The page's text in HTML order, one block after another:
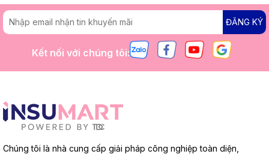
ĐĂNG KÝ
Kết nối với chúng tôi:
Chúng tôi là nhà cung cấp giải pháp công nghiệp toàn diện,